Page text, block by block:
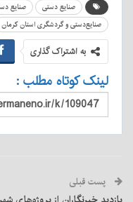
صنایع دستی صنایع
صنایع‌دستی و گردشگری استان کرمان
به اشتراک گذاری
لینک کوتاه مطلب :
پست قبلی